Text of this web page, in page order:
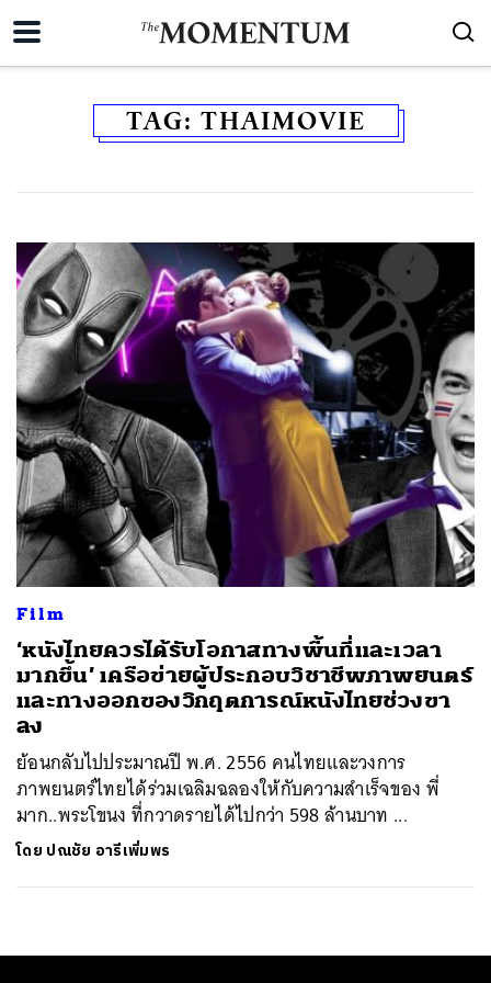
TAG: THAIMOVIE
Film
‘หนังไทยควรได้รับโอกาสทางพื้นที่และเวลา
มากขึ้น’ เครือข่ายผู้ประกอบวิชาชีพภาพยนตร์
และทางออกของวิกฤตการณ์หนังไทยช่วงขา
ลง
ย้อนกลับไปประมาณปี พ.ศ. 2556 คนไทยและวงการ
ภาพยนตร์ไทยได้ร่วมเฉลิมฉลองให้กับความสำเร็จของ พี่
มาก..พระโขนง ที่กวาดรายได้ไปกว่า 598 ล้านบาท ...
โดย ปณชัย อารีเพิ่มพร
ค้นหา
SHARE TWEET LINE EMAIL